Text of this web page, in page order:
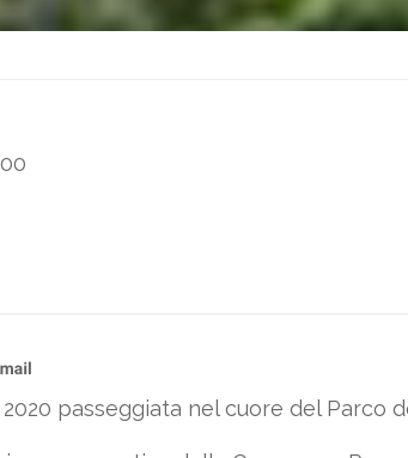
passeggiata nel cuore del Parco